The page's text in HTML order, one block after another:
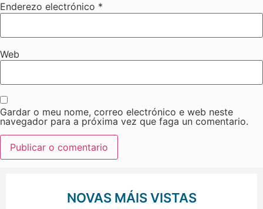
Enderezo electrónico *
Web
Gardar o meu nome, correo electrónico e web neste
navegador para a próxima vez que faga un comentario.
NOVAS MÁIS VISTAS